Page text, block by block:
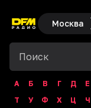
Москва
А Б В Г Д Е
Т
У Ф Х Ц Ч